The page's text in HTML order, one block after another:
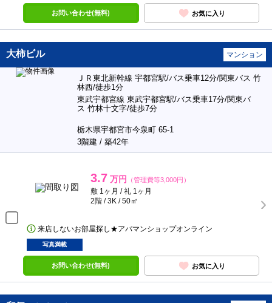
お問い合わせ(無料) お気に入り
大柿ビル マンション
ＪＲ東北新幹線 宇都宮駅/バス乗車12分/関東バス 竹
林西/徒歩1分
東武宇都宮線 東武宇都宮駅/バス乗車17分/関東バ
ス 竹林十文字/徒歩7分
栃木県宇都宮市今泉町 65-1
3階建 / 築42年
3.7 万円 （管理費等3,000円）
敷 1ヶ月 / 礼 1ヶ月
2階 / 3K / 50㎡
来店しないお部屋探し★アパマンショップオンライン
写真満載
お問い合わせ(無料) お気に入り